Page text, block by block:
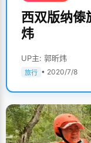
西双版纳
炜
UP主: 郭昕炜
旅行 • 2020/7/8